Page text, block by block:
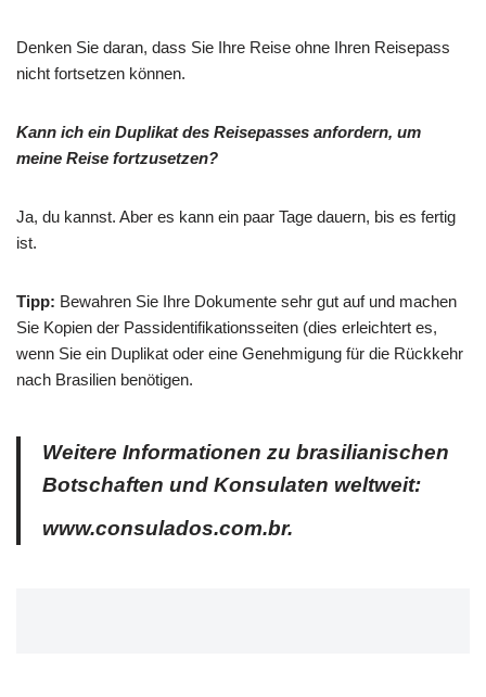
Denken Sie daran, dass Sie Ihre Reise ohne Ihren Reisepass
nicht fortsetzen können.
Kann ich ein Duplikat des Reisepasses anfordern, um
meine Reise fortzusetzen?
Ja, du kannst. Aber es kann ein paar Tage dauern, bis es fertig
ist.
Tipp: Bewahren Sie Ihre Dokumente sehr gut auf und machen
Sie Kopien der Passidentifikationsseiten (dies erleichtert es,
wenn Sie ein Duplikat oder eine Genehmigung für die Rückkehr
nach Brasilien benötigen.
Weitere Informationen zu brasilianischen
Botschaften und Konsulaten weltweit:
www.consulados.com.br.